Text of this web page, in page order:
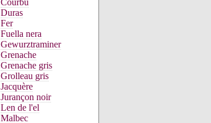
Courbu
Duras
Fer
Fuella nera
Gewurztraminer
Grenache
Grenache gris
Grolleau gris
Jacquère
Jurançon noir
Len de l'el
Malbec